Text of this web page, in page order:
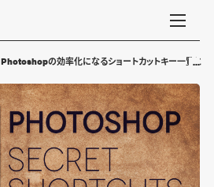
Photoshopの効率化になるショートカットキー一覧とカ